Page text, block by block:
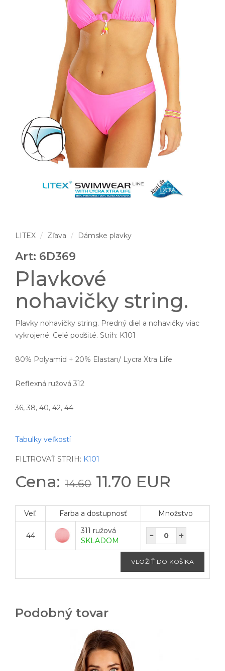
LITEX Zľava Dámske plavky
Art: 6D369
Plavkové
nohavičky string.
Plavky nohavičky string. Predný diel a nohavičky viac
vykrojené. Celé podšité. Strih: K101
80% Polyamid + 20% Elastan/ Lycra Xtra Life
Reflexná ružová 312
36, 38, 40, 42, 44
Tabulky veľkostí
FILTROVAŤ STRIH: K101
Cena: 14.60 11.70 EUR
Veľ. Farba a dostupnosť Množstvo
44
311 ružová
SKLADOM
Podobný tovar